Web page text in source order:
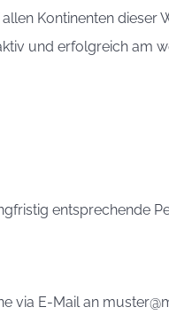
Kontinenten dieser
und erfolgreich am
entsprechende
via E-Mail an